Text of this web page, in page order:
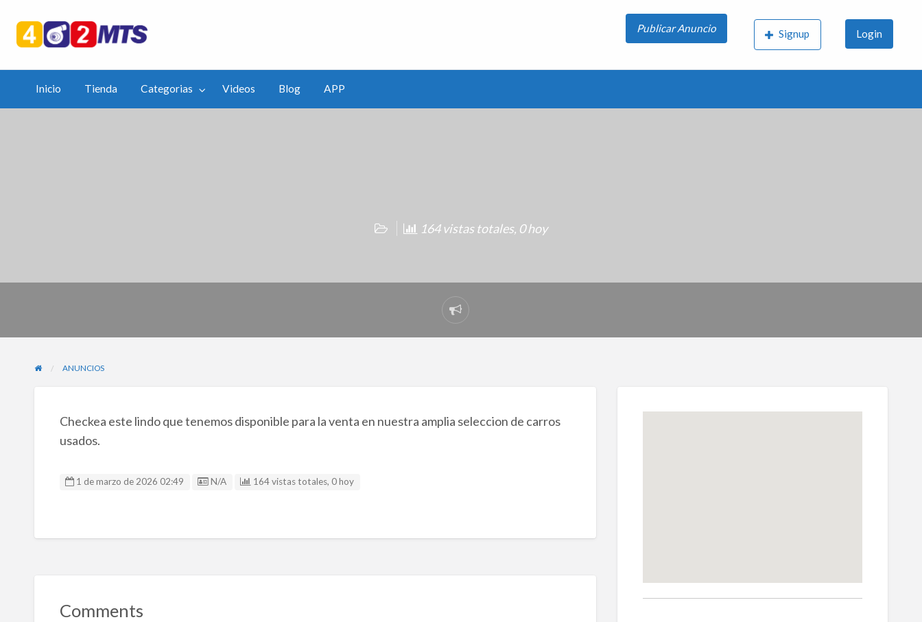
Videos Blog APP
Publicar Anuncio Signup Login
Inicio Tienda Categorias Videos Blog APP
164 vistas totales, 0 hoy
Reportar
problema
ANUNCIOS
Checkea este lindo que tenemos disponible para la venta en nuestra amplia seleccion de carros
usados.
1 de marzo de 2026 02:49 Listing ID
N/A 164 vistas totales, 0 hoy
Comments